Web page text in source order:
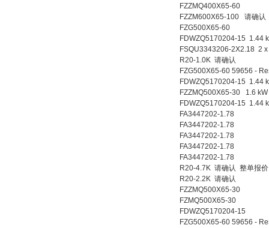
FZZMQ400X65-60
FZZM600X65-100 请确
FZG500X65-60
FDWZQ5170204-15 1.44
FSQU3343206-2X2.18 2
R20-1.0K 请确认
FZG500X65-60 59656 -
FDWZQ5170204-15 1.44
FZZMQ500X65-30 1.6 kW
FDWZQ5170204-15 1.44
FA3447202-1.78
FA3447202-1.78
FA3447202-1.78
FA3447202-1.78
FA3447202-1.78
R20-4.7K 请确认 整单报价
R20-2.2K 请确认
FZZMQ500X65-30
FZMQ500X65-30
FDWZQ5170204-15
FZG500X65-60 59656 -